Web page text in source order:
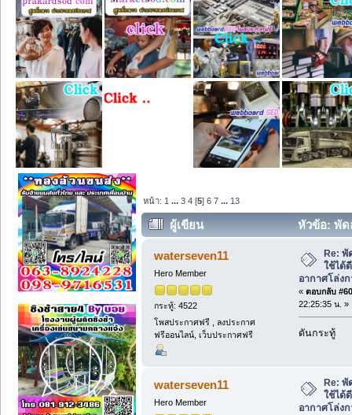
หน้า: 1 ...3 4 [5]6 7 ... 13
ผู้เขียน
หัวข้อ: พัด
อากาศโล่งกว้างช่วยระบายอากาศ (อ่าน
waterseven11
Hero Member
กระทู้: 4522
โพสประกาศฟรี , ลงประกาศ
ฟรีออนไลน์, เว็บประกาศฟรี
Re:
ใช้ได้
อากาศโล่ง
« ตอบกลับ
22:25:35 น. »
ดันกระทู้
waterseven11
Hero Member
Re:
ใช้ได้
อากาศโล่ง